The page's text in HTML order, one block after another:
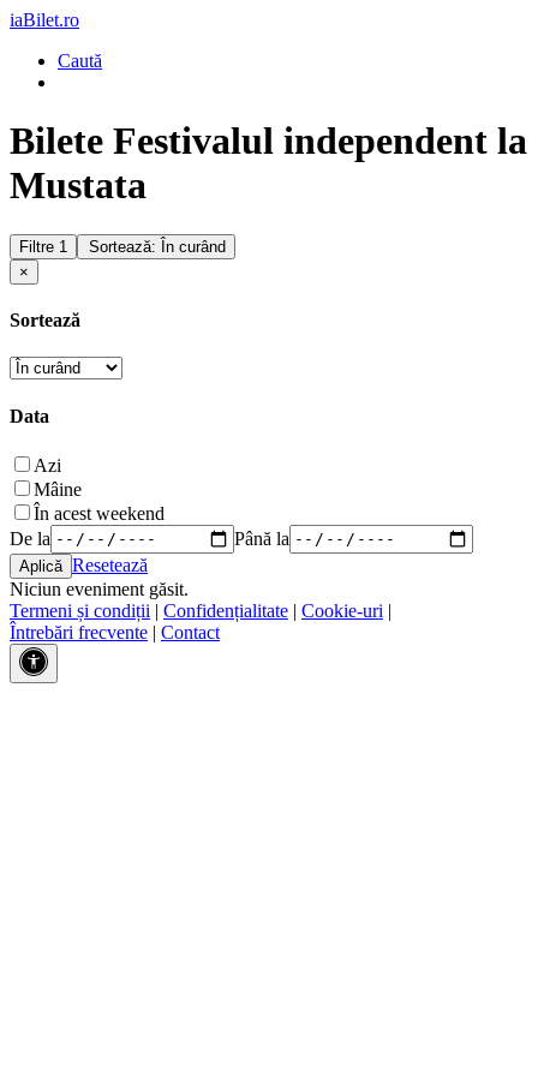
iaBilet.ro
Caută
Bilete Festivalul independent la
Mustata
Filtre 1
Sortează: În curând
×
Sortează
Data
Azi
Mâine
În acest weekend
De la
Până la
Resetează
Niciun eveniment găsit.
Termeni și condiții | Confidențialitate | Cookie-uri |
Întrebări frecvente | Contact